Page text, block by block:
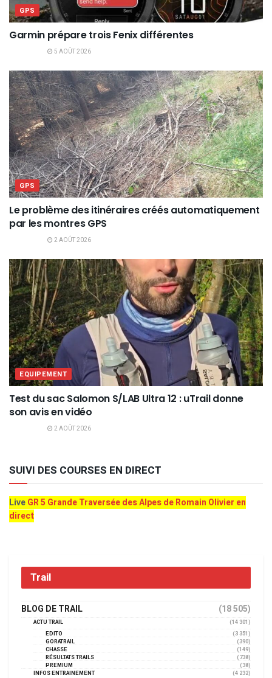
GPS
Garmin prépare trois Fenix différentes
5 AOÛT 2026
GPS
Le problème des itinéraires créés automatiquement
par les montres GPS
2 AOÛT 2026
EQUIPEMENT
Test du sac Salomon S/LAB Ultra 12 : uTrail donne
son avis en vidéo
2 AOÛT 2026
SUIVI DES COURSES EN DIRECT
LiveGR 5 Grande Traversée des Alpes de Romain Olivier en
direct
Trail
BLOG DE TRAIL (18 505)
ACTU TRAIL
(14 301)
EDITO
(3 351)
GORATRAIL
(390)
CHASSE
(149)
RÉSULTATS TRAILS
(738)
PREMIUM
(38)
INFOS ENTRAINEMENT
(4 232)